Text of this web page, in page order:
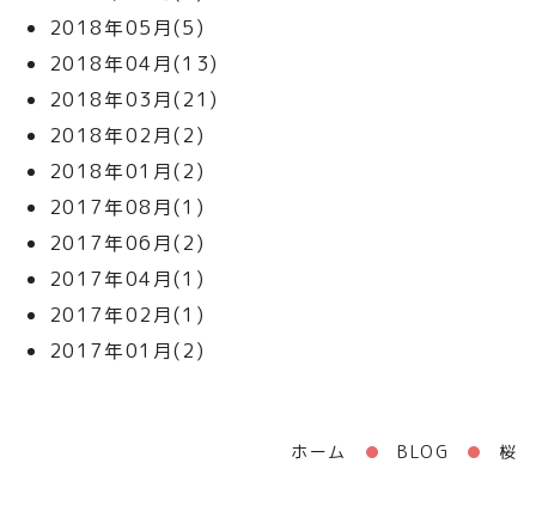
2018年05月(5)
2018年04月(13)
2018年03月(21)
2018年02月(2)
2018年01月(2)
2017年08月(1)
2017年06月(2)
2017年04月(1)
2017年02月(1)
2017年01月(2)
ホーム BLOG 桜